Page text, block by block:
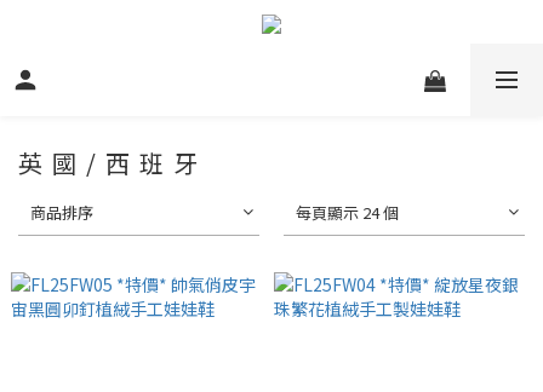
英 國 / 西 班 牙
商品排序 每頁顯示 24 個